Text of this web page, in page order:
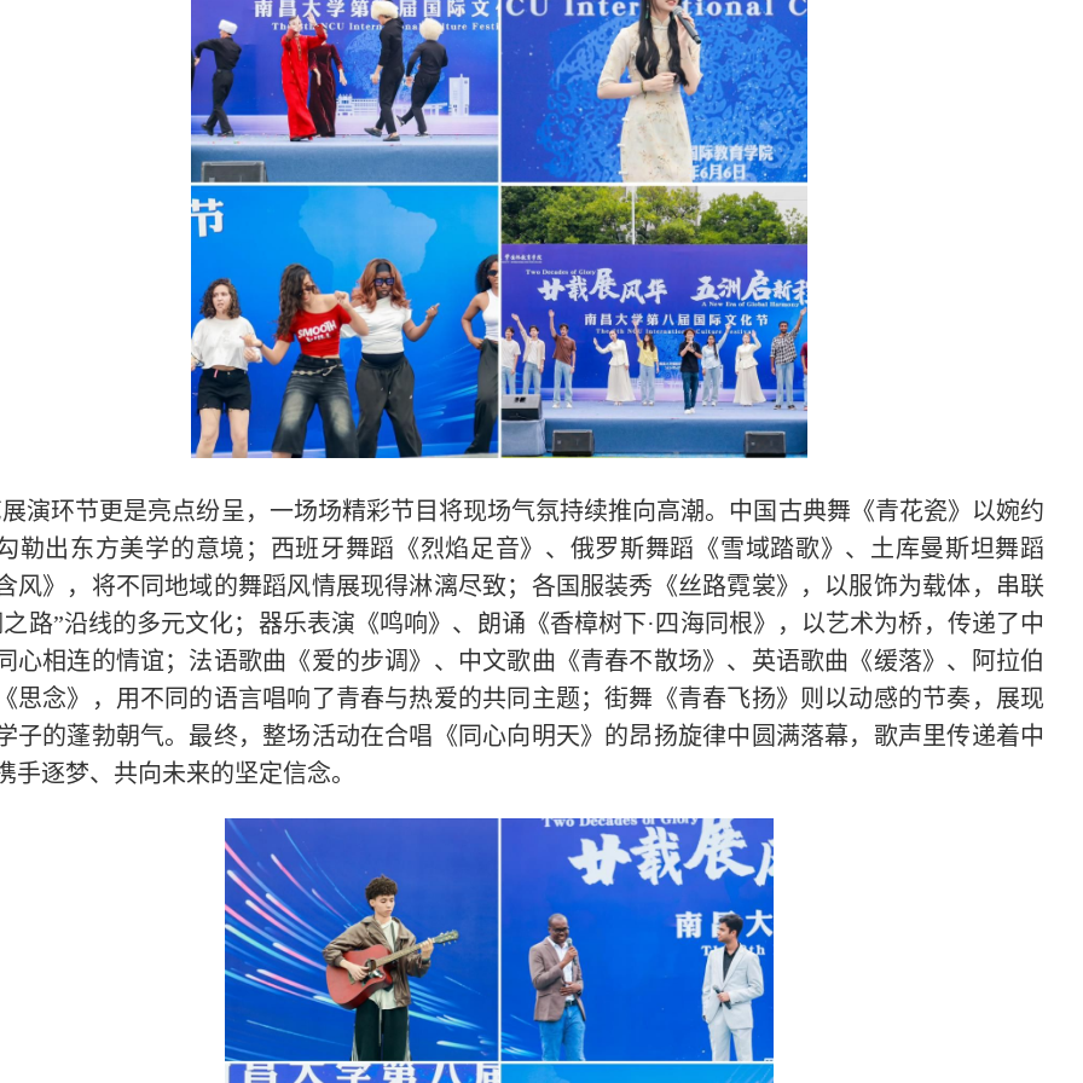
演环节更是亮点纷呈，一场场精彩节目将现场气氛持续推向高潮。中国古典舞《青花瓷》以婉约
勒出东方美学的意境；西班牙舞蹈《烈焰足音》、俄罗斯舞蹈《雪域踏歌》、土库曼斯坦舞蹈
风》，将不同地域的舞蹈风情展现得淋漓尽致；各国服装秀《丝路霓裳》，以服饰为载体，串联
路”沿线的多元文化；器乐表演《鸣响》、朗诵《香樟树下·四海同根》，以艺术为桥，传递了中
心相连的情谊；法语歌曲《爱的步调》、中文歌曲《青春不散场》、英语歌曲《缓落》、阿拉伯
思念》，用不同的语言唱响了青春与热爱的共同主题；街舞《青春飞扬》则以动感的节奏，展现
子的蓬勃朝气。最终，整场活动在合唱《同心向明天》的昂扬旋律中圆满落幕，歌声里传递着中
手逐梦、共向未来的坚定信念。